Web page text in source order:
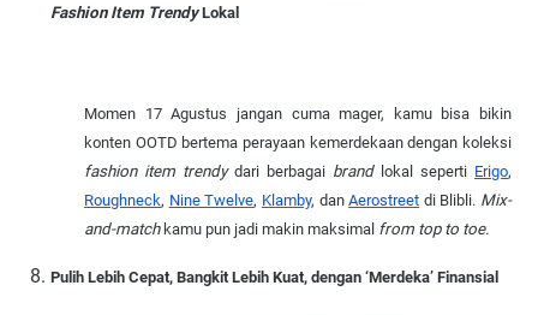
Fashion Item TrendyLokal
Momen 17 Agustus jangan cuma mager, kamu bisa bikin
konten OOTD bertema perayaan kemerdekaan dengan koleksi
fashion item trendy dari berbagai brandlokal seperti Erigo,
Roughneck, Nine Twelve, Klamby, danAerostreet di Blibli. Mix-
and-matchkamu pun jadi makin maksimal from top to toe.
Pulih Lebih Cepat, Bangkit Lebih Kuat, dengan ‘Merdeka’ Finansial